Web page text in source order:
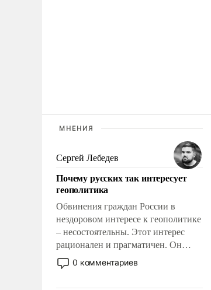
МНЕНИЯ
Сергей Лебедев
Почему русских так интересует
геополитика
Обвинения граждан России в
нездоровом интересе к геополитике
– несостоятельны. Этот интерес
рационален и прагматичен. Он
обусловлен тысячелетним опытом
выживания в крайне непростых
0 комментариев